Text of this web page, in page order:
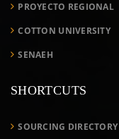
PROYECTO REGIONAL
COTTON UNIVERSITY
SENAEH
SHORTCUTS
SOURCING DIRECTORY